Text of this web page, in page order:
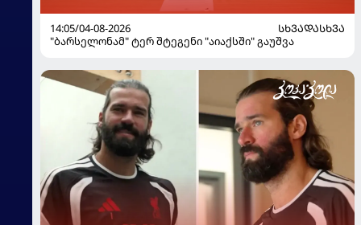
14:05/04-08-2026
ᲡᲮᲕᲐᲓᲐᲡᲮᲕᲐ
"ბარსელონამ" ტერ შტეგენი "აიაქსში" გაუშვა